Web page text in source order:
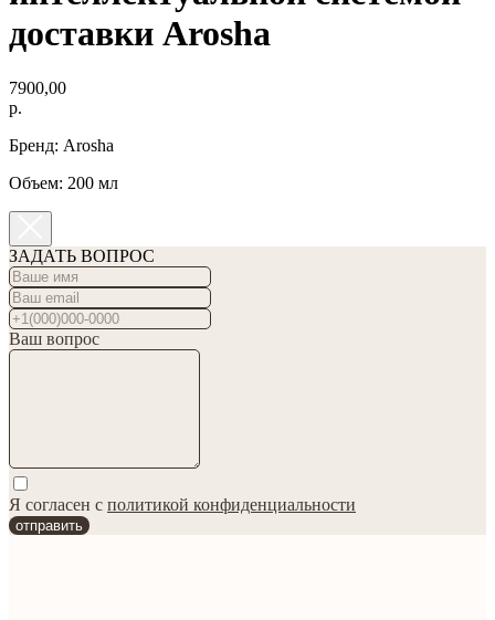
доставки Arosha
7900,00
р.
Бренд: Arosha
Объем: 200 мл
ЗАДАТЬ ВОПРОС
Ваш вопрос
Я согласен с политикой конфиденциальности
отправить